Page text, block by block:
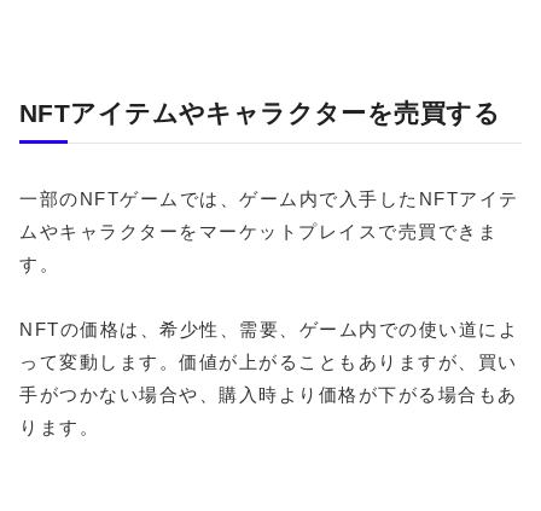
NFTアイテムやキャラクターを売買する
一部のNFTゲームでは、ゲーム内で入手したNFTアイテ
ムやキャラクターをマーケットプレイスで売買できま
す。
NFTの価格は、希少性、需要、ゲーム内での使い道によ
って変動します。価値が上がることもありますが、買い
手がつかない場合や、購入時より価格が下がる場合もあ
ります。